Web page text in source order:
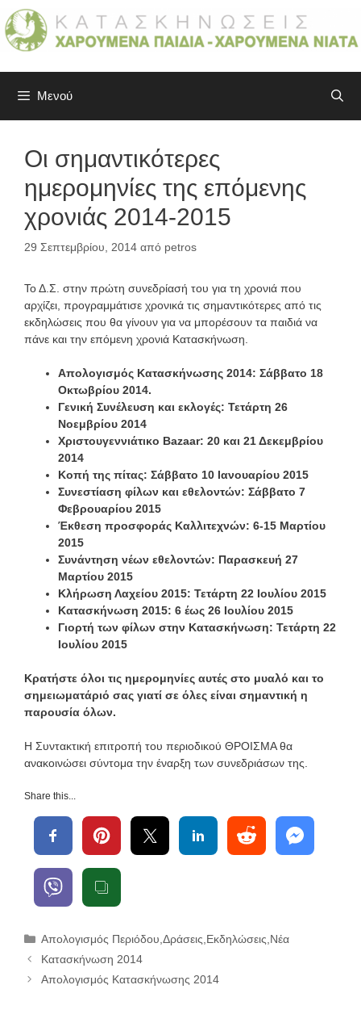
Μετάβαση
σε
περιεχόμενο
Μενού
Οι σημαντικότερες
ημερομηνίες της επόμενης
χρονιάς 2014-2015
29 Σεπτεμβρίου, 2014 από petros
Το Δ.Σ. στην πρώτη συνεδρίασή του για τη χρονιά που
αρχίζει, προγραμμάτισε χρονικά τις σημαντικότερες από τις
εκδηλώσεις που θα γίνουν για να μπορέσουν τα παιδιά να
πάνε και την επόμενη χρονιά Κατασκήνωση.
Απολογισμός Κατασκήνωσης 2014: Σάββατο 18
Οκτωβρίου 2014.
Γενική Συνέλευση και εκλογές: Τετάρτη 26
Νοεμβρίου 2014
Χριστουγεννιάτικο Bazaar: 20 και 21 Δεκεμβρίου
2014
Κοπή της πίτας: Σάββατο 10 Ιανουαρίου 2015
Συνεστίαση φίλων και εθελοντών: Σάββατο 7
Φεβρουαρίου 2015
Έκθεση προσφοράς Καλλιτεχνών: 6-15 Μαρτίου
2015
Συνάντηση νέων εθελοντών: Παρασκευή 27
Μαρτίου 2015
Κλήρωση Λαχείου 2015: Τετάρτη 22 Ιουλίου 2015
Κατασκήνωση 2015: 6 έως 26 Ιουλίου 2015
Γιορτή των φίλων στην Κατασκήνωση: Τετάρτη 22
Ιουλίου 2015
Κρατήστε όλοι τις ημερομηνίες αυτές στο μυαλό και το
σημειωματάριό σας γιατί σε όλες είναι σημαντική η
παρουσία όλων.
Η Συντακτική επιτροπή του περιοδικού ΘΡΟΙΣΜΑ θα
ανακοινώσει σύντομα την έναρξη των συνεδριάσων της.
Share this...
Κατηγορίες
Απολογισμός Περιόδου ,Δράσεις Εκδηλώσεις Νέα
Κατασκήνωση 2014
Απολογισμός Κατασκήνωσης 2014